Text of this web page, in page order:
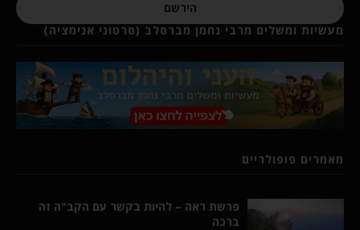
הירשם
מעשיות ומשלים מרבי נחמן מברסלב (סרטוני אנימציה)
מאמרים פופולריים
פרשת ראה – להיות בקשר עם הקב"ה זה
ברכה